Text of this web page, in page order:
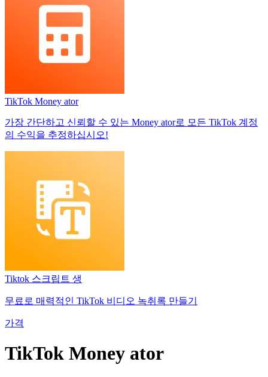
TikTok Money ator
가장 간단하고 신뢰할 수 있는 Money ator로 모든 TikTok 계정
의 수익을 추정하십시오!
Tiktok 스크립트 생
무료로 매력적인 TikTok 비디오 녹취록 만들기
가격
TikTok Money ator